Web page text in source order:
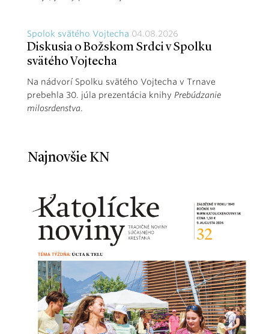
Spolok svätého Vojtecha 04.08.2026
Diskusia o Božskom Srdci v Spolku
svätého Vojtecha
Na nádvorí Spolku svätého Vojtecha v Trnave
prebehla 30. júla prezentácia knihy Prebúdzanie
milosrdenstva.
Najnovšie KN